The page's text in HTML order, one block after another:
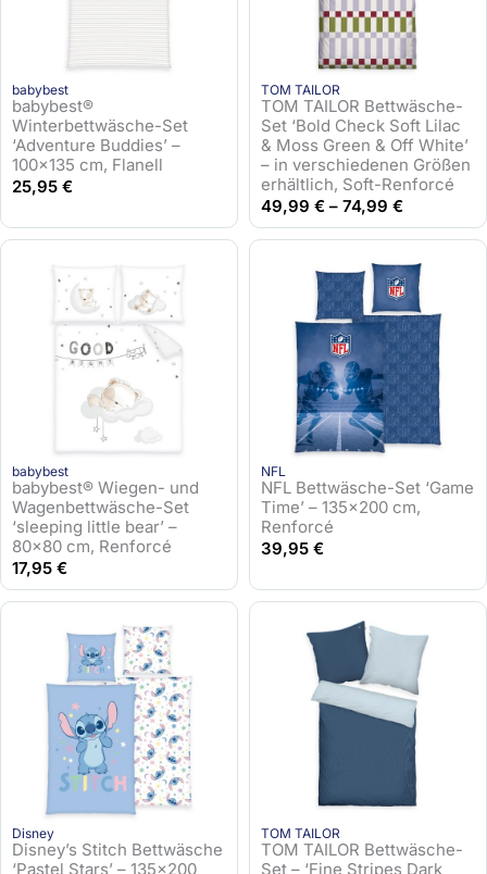
babybest
babybest®
Winterbettwäsche-Set
‘Adventure Buddies’ –
100×135 cm, Flanell
25,95 €
TOM TAILOR
TOM TAILOR Bettwäsche-
Set ‘Bold Check Soft Lilac
& Moss Green & Off White’
– in verschiedenen Größen
erhältlich, Soft-Renforcé
49,99 € – 74,99 €
babybest
babybest® Wiegen- und
Wagenbettwäsche-Set
‘sleeping little bear’ –
80×80 cm, Renforcé
17,95 €
NFL
NFL Bettwäsche-Set ‘Game
Time’ – 135×200 cm,
Renforcé
39,95 €
Disney
Disney’s Stitch Bettwäsche
‘Pastel Stars’ – 135×200
TOM TAILOR
TOM TAILOR Bettwäsche-
Set – ‘Fine Stripes Dark